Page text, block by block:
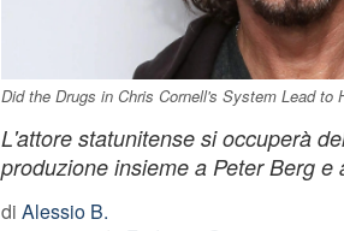
Did the Drugs in Chris Cornell's System Lead to
L'attore statunitense si occuperà
produzione insieme a Peter Berg e
di Alessio B.